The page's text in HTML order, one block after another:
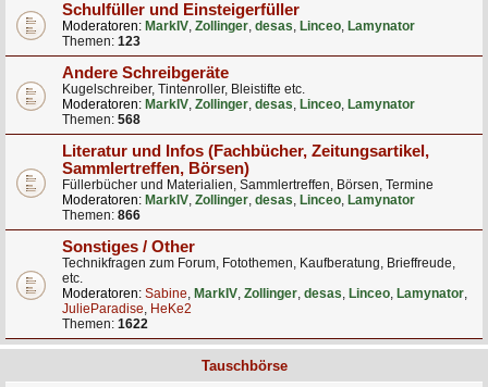
Schulfüller und Einsteigerfüller
Moderatoren: MarkIV, Zollinger, desas, Linceo, Lamynator
Themen: 123
Andere Schreibgeräte
Kugelschreiber, Tintenroller, Bleistifte etc.
Moderatoren: MarkIV, Zollinger, desas, Linceo, Lamynator
Themen: 568
Literatur und Infos (Fachbücher, Zeitungsartikel,
Sammlertreffen, Börsen)
Füllerbücher und Materialien, Sammlertreffen, Börsen, Termine
Moderatoren: MarkIV, Zollinger, desas, Linceo, Lamynator
Themen: 866
Sonstiges / Other
Technikfragen zum Forum, Fotothemen, Kaufberatung, Brieffreude,
etc.
Moderatoren: Sabine, MarkIV, Zollinger, desas, Linceo, Lamynator,
JulieParadise, HeKe2
Themen: 1622
Tauschbörse